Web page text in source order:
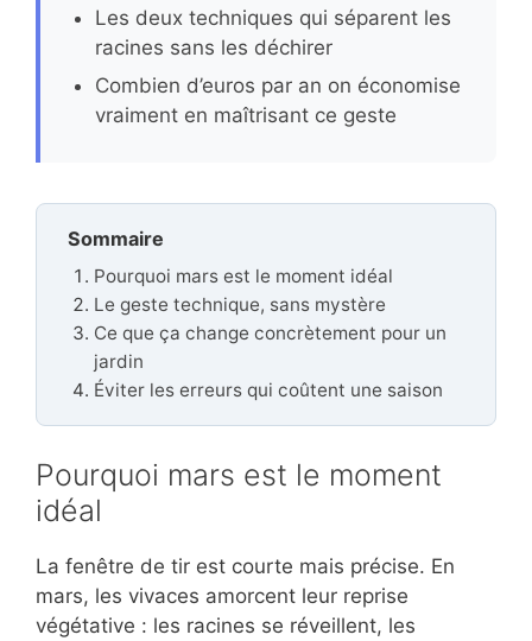
Les deux techniques qui séparent les
racines sans les déchirer
Combien d’euros par an on économise
vraiment en maîtrisant ce geste
Sommaire
Pourquoi mars est le moment idéal
Le geste technique, sans mystère
Ce que ça change concrètement pour un
jardin
Éviter les erreurs qui coûtent une saison
Pourquoi mars est le moment
idéal
La fenêtre de tir est courte mais précise. En
mars, les vivaces amorcent leur reprise
végétative : les racines se réveillent, les